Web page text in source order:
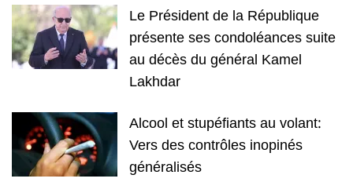
Le Président de la République
présente ses condoléances suite
au décès du général Kamel
Lakhdar
Alcool et stupéfiants au volant:
Vers des contrôles inopinés
généralisés